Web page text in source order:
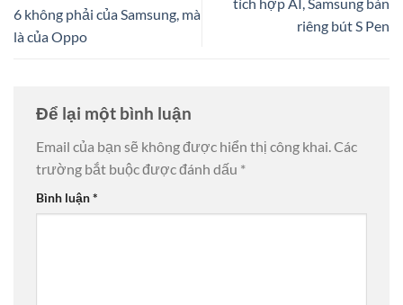
6 không phải của Samsung, mà
là của Oppo
riêng bút S Pen
Để lại một bình luận
Email của bạn sẽ không được hiển thị công khai.Các
trường bắt buộc được đánh dấu *
Bình luận*